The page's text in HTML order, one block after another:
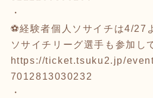
・
⚽経験者個人ソサイチは4/27
ソサイチリーグ選手も参加し
https://ticket.tsuku2.jp/
7012813030232
・